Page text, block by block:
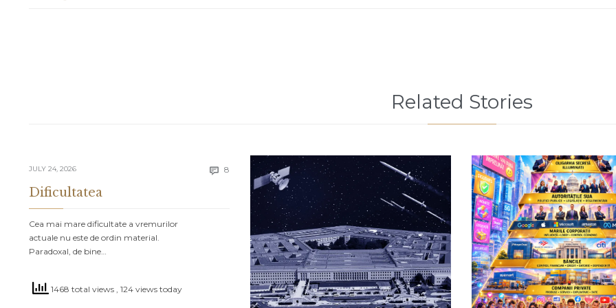
Related Stories
JULY 24, 2026  8 Comments
Dificultatea
Cea mai mare dificultate a vremurilor
actuale nu este de ordin material.
Paradoxal, de bine…
1468 total views , 124 views today